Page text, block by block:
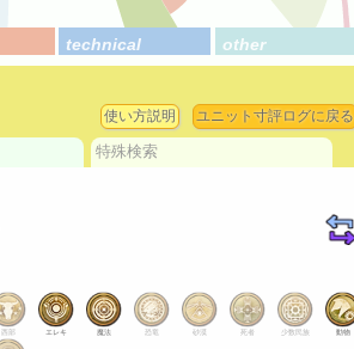
technical other
使い方説明 ユニット寸評ログに戻る
特殊検索
西部 エレキ 魔法 恐竜 砂漠 死者 少数民族 動物